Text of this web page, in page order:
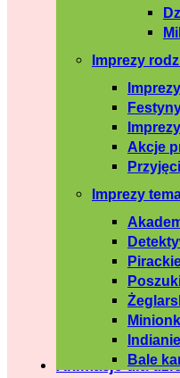
Imprezy
Akcje
Imprezy
Bale
Animacje dla